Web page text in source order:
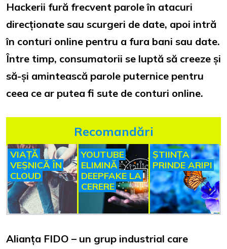
Hackerii fură frecvent parole în atacuri
direcționate sau scurgeri de date, apoi intră
în conturi online pentru a fura bani sau date.
Între timp, consumatorii se luptă să creeze și
să-și amintească parole puternice pentru
ceea ce ar putea fi sute de conturi online.
Recomandări
VIAȚĂ
VEȘNICĂ ÎN
CLOUD
YOUTUBE
ELIMINĂ
DEEPFAKE LA
CERERE
ȘTIINȚA
PRINDE ARIPI
Alianța FIDO – un grup industrial care